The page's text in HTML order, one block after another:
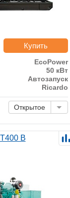
Купить
EcoPower
50 кВт
Автозапуск
Ricardo
Открытое
B